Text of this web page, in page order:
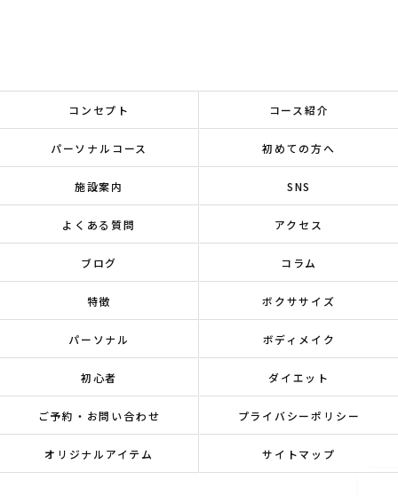
コンセプト コース紹介
パーソナルコース 初めての方へ
施設案内 SNS
よくある質問 アクセス
ブログ コラム
特徴 ボクササイズ
パーソナル ボディメイク
初心者 ダイエット
ご予約・お問い合わせ プライバシーポリシー
オリジナルアイテム サイトマップ